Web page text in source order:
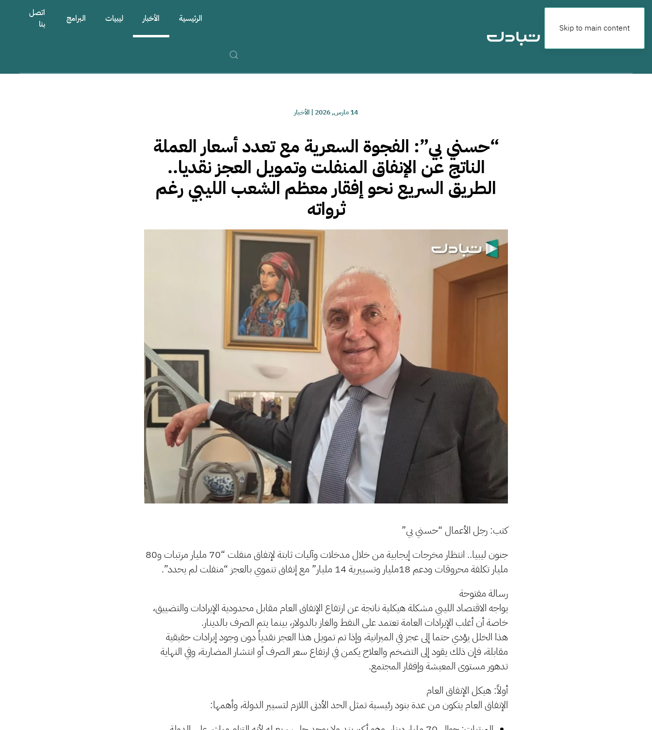
Skip to main content
الرئيسية الأخبار ليبيات البرامج
اتصل
بنا
14 مارس, 2026 |الأخبار
“حسني بي”: الفجوة السعرية مع تعدد أسعار العملة
الناتج عن الإنفاق المنفلت وتمويل العجز نقديا..
الطريق السريع نحو إفقار معظم الشعب الليبي رغم
ثرواته
كتب: رجل الأعمال “حسني بي”
جنون ليبيا.. انتظار مخرجات إيجابية من خلال مدخلات وآليات ثابتة لإنفاق منفلت “70 مليار مرتبات و80
مليار تكلفة محروقات ودعم 18مليار وتسييرية 14 مليار” مع إنفاق تنموي بالعجز “منفلت لم يحدد”.
رسالة مفتوحة
يواجه الاقتصاد الليبي مشكلة هيكلية ناتجة عن ارتفاع الإنفاق العام مقابل محدودية الإيرادات والتضييق،
خاصة أن أغلب الإيرادات العامة تعتمد على النفط والغاز بالدولار، بينما يتم الصرف بالدينار.
هذا الخلل يؤدي حتما إلى عجز في الميزانية، وإذا تم تمويل هذا العجز نقدياً دون وجود إيرادات حقيقية
مقابلة، فإن ذلك يقود إلى التضخم والعلاج يكمن في ارتفاع سعر الصرف أو انتشار المضاربة، وفي النهاية
تدهور مستوى المعيشة وإفقار المجتمع.
أولاً: هيكل الإنفاق العام
الإنفاق العام يتكون من عدة بنود رئيسية تمثل الحد الأدنى اللازم لتسيير الدولة، وأهمها: